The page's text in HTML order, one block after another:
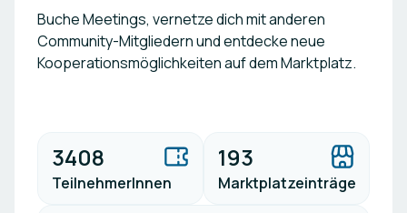
Buche Meetings, vernetze dich mit anderen
Community-Mitgliedern und entdecke neue
Kooperationsmöglichkeiten auf dem Marktplatz.
3408
TeilnehmerInnen
193
Marktplatzeinträge